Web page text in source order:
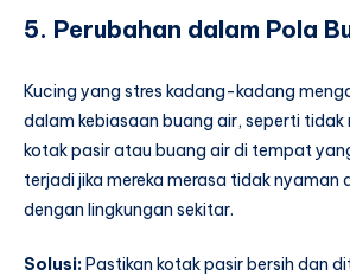
5. Perubahan dalam Pola
Kucing yang stres kadang-kadang
dalam kebiasaan buang air, seperti tidak
kotak pasir atau buang air di tempat
terjadi jika mereka merasa tidak nyaman
dengan lingkungan sekitar.
Solusi:Pastikan kotak pasir bersih dan